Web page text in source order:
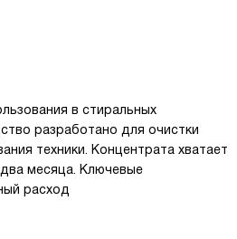
в стиральных
разработано для очистки
техники. Концентрата хватает
два месяца. Ключевые
расход